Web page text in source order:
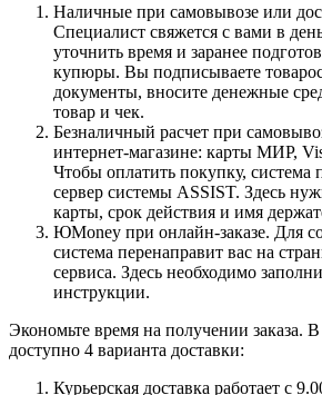
Наличные при самовывозе или
Специалист свяжется с вами в
уточнить время и заранее
купюры. Вы подписываете
документы, вносите денежные
товар и чек.
Безналичный расчет при
интернет-магазине: карты МИР,
Чтобы оплатить покупку, система
сервер системы ASSIST. Здесь
карты, срок действия и имя
ЮMoney при онлайн-заказе. Для
система перенаправит вас на
сервиса. Здесь необходимо
инструкции.
Экономьте время на получении заказа.
доступно 4 варианта доставки:
Курьерская доставка работает с